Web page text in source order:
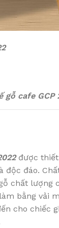
gỗ cafe
được thiết
độc đáo.
chất lượng
bằng vải
cho chiếc